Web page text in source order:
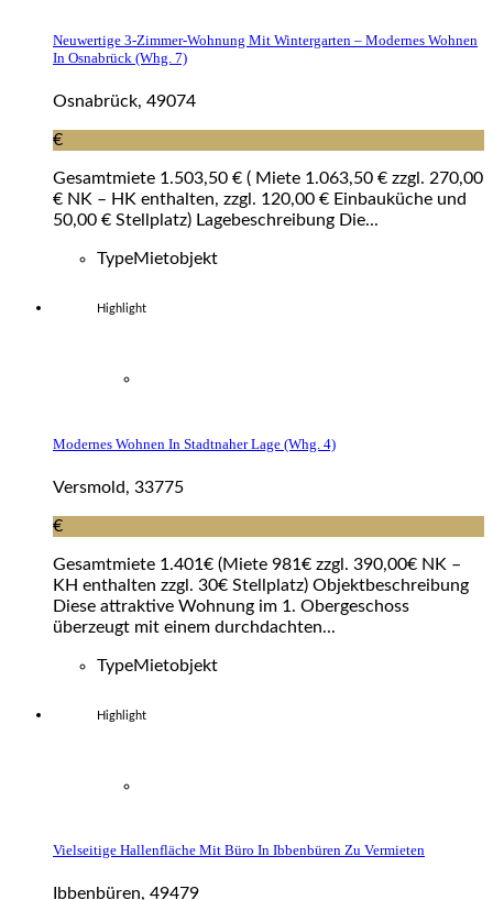
Neuwertige 3-Zimmer-Wohnung Mit Wintergarten – Modernes Wohnen
In Osnabrück (whg. 7)
Osnabrück, 49074
€
Gesamtmiete 1.503,50 € ( Miete 1.063,50 € zzgl. 270,00
€ NK – HK enthalten, zzgl. 120,00 € Einbauküche und
50,00 € Stellplatz) Lagebeschreibung Die...
TypeMietobjekt
Highlight
Modernes Wohnen In Stadtnaher Lage (whg. 4)
Versmold, 33775
€
Gesamtmiete 1.401€ (Miete 981€ zzgl. 390,00€ NK –
KH enthalten zzgl. 30€ Stellplatz) Objektbeschreibung
Diese attraktive Wohnung im 1. Obergeschoss
überzeugt mit einem durchdachten...
TypeMietobjekt
Highlight
Vielseitige Hallenfläche Mit Büro In Ibbenbüren Zu Vermieten
Ibbenbüren, 49479